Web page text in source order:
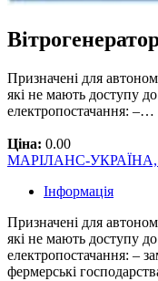
Призначені для
які не мають доступу
електропостачання: –…
Ціна: 0.00
МАРІЛАНС-
Інформація
Призначені для
які не мають доступу
електропостачання: –
фермерські